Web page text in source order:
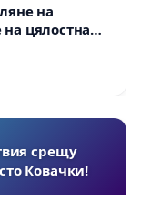
на
цялостна
път между
срещу
Ковачки!